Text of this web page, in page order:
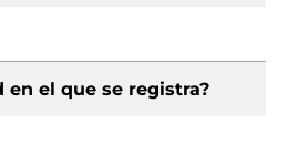
en el que se registra?